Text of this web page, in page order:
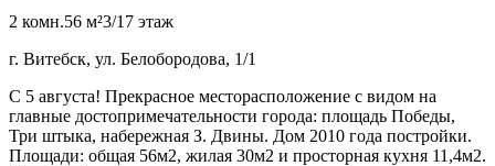
2 комн.56 м²3/17 этаж
г. Витебск, ул. Белобородова, 1/1
C 5 августа! Прекрасное месторасположение с видом на
главные достопримечательности города: площадь Победы,
Три штыка, набережная З. Двины. Дом 2010 года постройки.
Площади: общая 56м2, жилая 30м2 и просторная кухня 11,4м2.